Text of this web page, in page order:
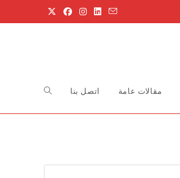
مقالات عامة اتصل بنا Toggle